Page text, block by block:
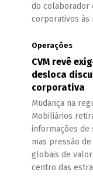
do colaborador
corporativos às
Operações
CVM revê
desloca
corporativa
Mudança na
Mobiliários
informações de
mas pressão
globais de valor
centro das